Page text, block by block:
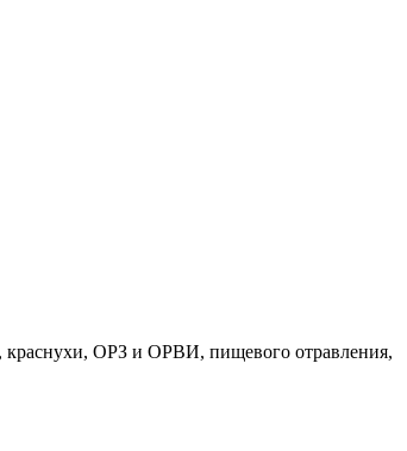
краснухи, ОРЗ и ОРВИ, пищевого отравления,